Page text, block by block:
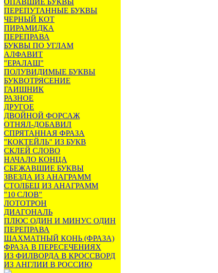
ОПАВШИЕ БУКВЫ
ПЕРЕПУТАННЫЕ БУКВЫ
ЧЕРНЫЙ КОТ
ПИРАМИДКА
ПЕРЕПРАВА
БУКВЫ ПО УГЛАМ
АЛФАВИТ
"ЕРАЛАШ"
ПОЛУВИДИМЫЕ БУКВЫ
БУКВОТРЯСЕНИЕ
ГАИШНИК
РАЗНОЕ
ДРУГОЕ
ДВОЙНОЙ ФОРСАЖ
ОТНЯЛ-ДОБАВИЛ
СПРЯТАННАЯ ФРАЗА
"КОКТЕЙЛЬ" ИЗ БУКВ
СКЛЕЙ СЛОВО
НАЧАЛО КОНЦА
СБЕЖАВШИЕ БУКВЫ
ЗВЕЗДА ИЗ АНАГРАММ
СТОЛБЕЦ ИЗ АНАГРАММ
"10 СЛОВ"
ЛОТОТРОН
ДИАГОНАЛЬ
ПЛЮС ОДИН И МИНУС ОДИН
ПЕРЕПРАВА
ШАХМАТНЫЙ КОНЬ (ФРАЗА)
ФРАЗА В ПЕРЕСЕЧЕНИЯХ
ИЗ ФИЛВОРДА В КРОССВОРД
ИЗ АНГЛИИ В РОССИЮ